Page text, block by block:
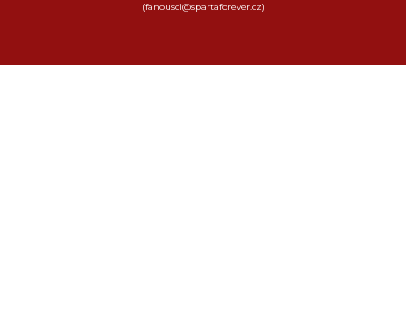
(fanousci@spartaforever.cz)